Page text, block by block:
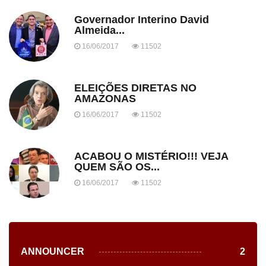
Governador Interino David
Almeida...
16/06/2017 11502
ELEIÇÕES DIRETAS NO
AMAZONAS
16/06/2017 11502
ACABOU O MISTÉRIO!!! VEJA
QUEM SÃO OS...
16/06/2017 11502
ANNOUNCER 2